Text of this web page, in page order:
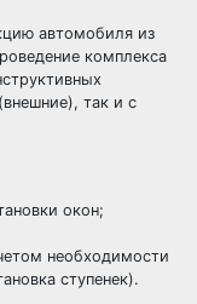
автомобиля из
комплекса
так и с
окон;
необходимости
ступенек).